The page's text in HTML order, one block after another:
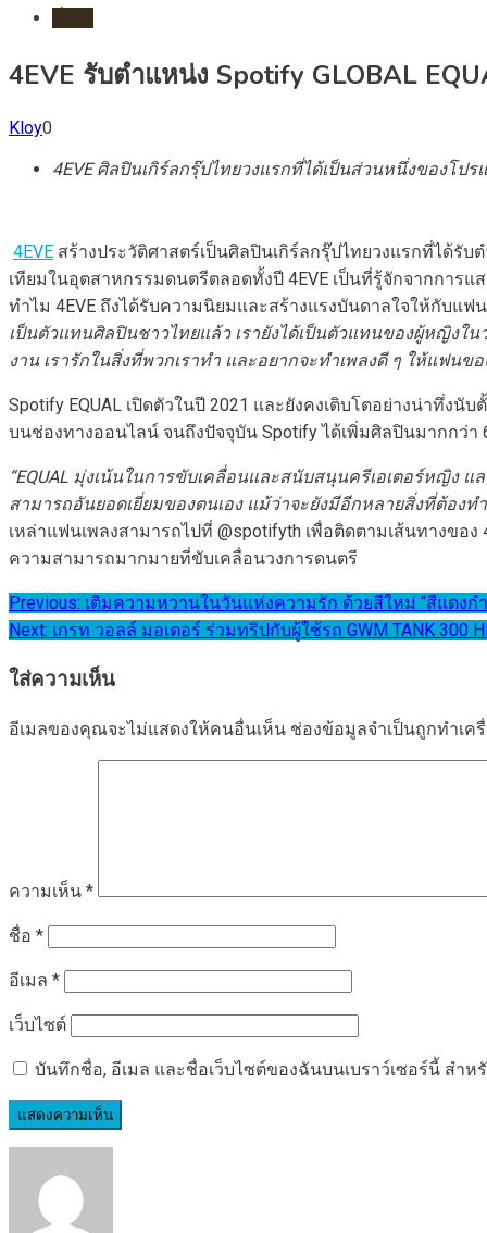
4EVE รับตำแหน่ง Spotify GLOBAL
Kloy0
4EVE ศิลปินเกิร์ลกรุ๊ปไทยวงแรกที่ได้เป็นส่วนหนึ่งของโ
4EVE สร้างประวัติศาสตร์เป็นศิลปินเกิร์ลกรุ๊ปไทยวงแรกที่ได้รับ
เทียมในอุตสาหกรรมดนตรีตลอดทั้งปี 4EVE เป็นที่รู้จักจากการ
ทำไม 4EVE ถึงได้รับความนิยมและสร้างแรงบันดาลใจให้กับแฟ
เป็นตัวแทนศิลปินชาวไทยแล้ว เรายังได้เป็นตัวแทนของผู้หญิงใ
งาน เรารักในสิ่งที่พวกเราทำ และอยากจะทำเพลงดี ๆ ให้แฟนขอ
Spotify EQUAL เปิดตัวในปี 2021 และยังคงเติบโตอย่างน่าทึ่
บนช่องทางออนไลน์ จนถึงปัจจุบัน Spotify ได้เพิ่มศิลปินมากกว่า
“EQUAL มุ่งเน้นในการขับเคลื่อนและสนับสนุนครีเอเตอร์หญิง
สามารถอันยอดเยี่ยมของตนเอง แม้ว่าจะยังมีอีกหลายสิ่งที่ต้อง
เหล่าแฟนเพลงสามารถไปที่ @spotifyth เพื่อติดตามเส้นทางข
ความสามารถมากมายที่ขับเคลื่อนวงการดนตรี
แนะแนว
เรื่อง
Previous: เติมความหวานในวันแห่งความรัก ด้วยสีใหม่ “สีแดงก
Next: เกรท วอลล์ มอเตอร์ ร่วมทริปกับผู้ใช้รถ GWM TANK
ใส่ความเห็น
อีเมลของคุณจะไม่แสดงให้คนอื่นเห็น ช่องข้อมูลจำเป็นถูกทำเค
ความเห็น *
ชื่อ *
อีเมล *
เว็บไซต์
บันทึกชื่อ, อีเมล และชื่อเว็บไซต์ของฉันบนเบราว์เซอร์นี้ สำห